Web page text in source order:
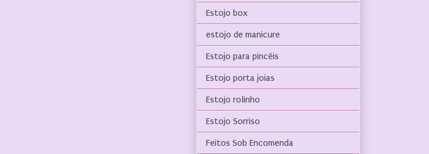
Estojo box
estojo de manicure
Estojo para pincéis
Estojo porta joias
Estojo rolinho
Estojo Sorriso
Feitos Sob Encomenda